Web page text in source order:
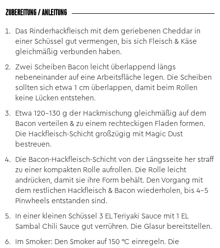
ZUBEREITUNG / ANLEITUNG
Das Rinderhackfleisch mit dem geriebenen Cheddar in
einer Schüssel gut vermengen, bis sich Fleisch & Käse
gleichmäßig verbunden haben.
Zwei Scheiben Bacon leicht überlappend längs
nebeneinander auf eine Arbeitsfläche legen. Die Scheiben
sollten sich etwa 1 cm überlappen, damit beim Rollen
keine Lücken entstehen.
Etwa 120–130 g der Hackmischung gleichmäßig auf dem
Bacon verteilen & zu einem rechteckigen Fladen formen.
Die Hackfleisch-Schicht großzügig mit Magic Dust
bestreuen.
Die Bacon-Hackfleisch-Schicht von der Längsseite her straff
zu einer kompakten Rolle aufrollen. Die Rolle leicht
andrücken, damit sie ihre Form behält. Den Vorgang mit
dem restlichen Hackfleisch & Bacon wiederholen, bis 4–5
Pinwheels entstanden sind.
In einer kleinen Schüssel 3 EL Teriyaki Sauce mit 1 EL
Sambal Chili Sauce gut verrühren. Die Glasur bereitstellen.
Im Smoker: Den Smoker auf 150 °C einregeln. Die